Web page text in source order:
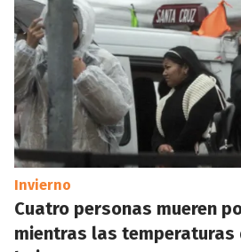
Invierno
Cuatro personas mueren
mientras las temperaturas